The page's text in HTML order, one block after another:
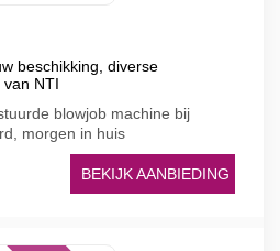
beschikking, diverse
NTI
blowjob machine bij
morgen in huis
BEKIJK AANBIEDING